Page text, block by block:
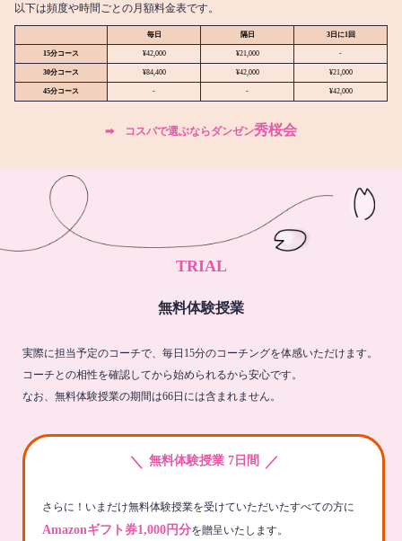
以下は頻度や時間ごとの月額料金表です。
毎日 隔日 3日に1回
15分コース ¥42,000 ¥21,000 -
30分コース ¥84,400 ¥42,000 ¥21,000
45分コース - - ¥42,000
➡︎ コスパで選ぶならダンゼン秀桜会
TRIAL
無料体験授業
実際に担当予定のコーチで、毎日15分のコーチングを体感いただけます。
コーチとの相性を確認してから始められるから安心です。
なお、無料体験授業の期間は66日には含まれません。
＼ 無料体験授業 7日間 ／
さらに！いまだけ無料体験授業を受けていただいたすべての方に
Amazonギフト券1,000円分を贈呈いたします。